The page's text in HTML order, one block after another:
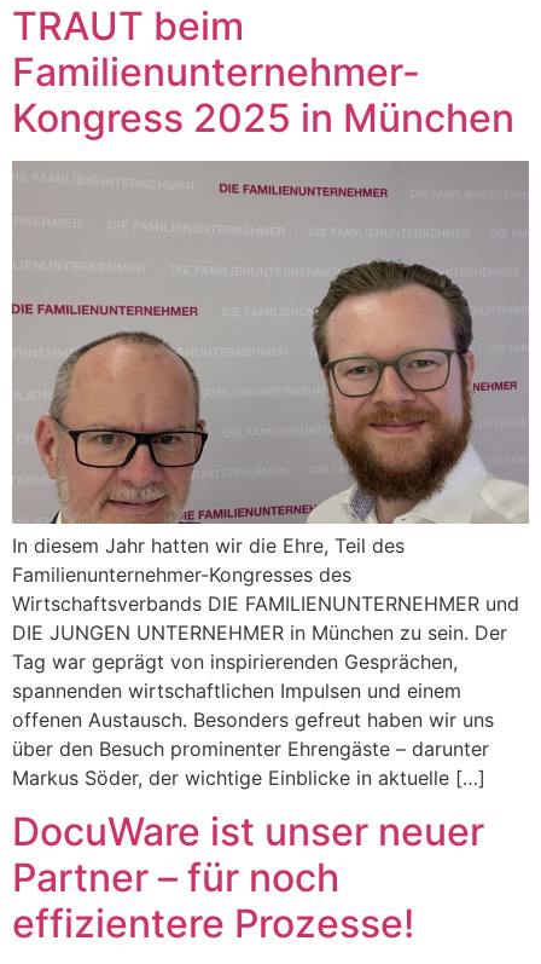
TRAUT beim
Familienunternehmer-
Kongress 2025 in München
In diesem Jahr hatten wir die Ehre, Teil des
Familienunternehmer-Kongresses des
Wirtschaftsverbands DIE FAMILIENUNTERNEHMER und
DIE JUNGEN UNTERNEHMER in München zu sein. Der
Tag war geprägt von inspirierenden Gesprächen,
spannenden wirtschaftlichen Impulsen und einem
offenen Austausch. Besonders gefreut haben wir uns
über den Besuch prominenter Ehrengäste – darunter
Markus Söder, der wichtige Einblicke in aktuelle […]
DocuWare ist unser neuer
Partner – für noch
effizientere Prozesse!